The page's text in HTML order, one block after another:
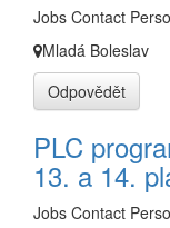
Jobs Contact
Mladá Boleslav
Odpovědět
PLC
13. a 14.
Jobs Contact